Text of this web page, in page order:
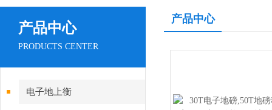
产品中心
PRODUCTS CENTER
电子地上衡
产品中心